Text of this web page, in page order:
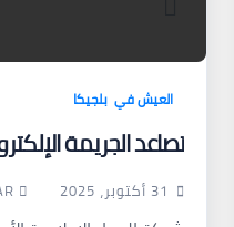
العيش في بلجيكا
تصاعد الجريمة
31 أكتوبر، 2025